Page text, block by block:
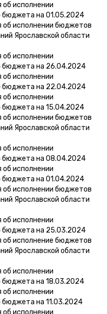
исполнении
бюджета на 01.05.2024
об исполнении бюджетов
Ярославской области
исполнении
бюджета на 26.04.2024
исполнении
бюджета на 22.04.2024
исполнении
бюджета на 15.04.2024
об исполнении бюджетов
Ярославской области
исполнении
бюджета на 08.04.2024
исполнении
бюджета на 01.04.2024
об исполнении бюджетов
Ярославской области
исполнении
бюджета на 25.03.2024
об исполнение бюджетов
Ярославской области
исполнении
бюджета на 18.03.2024
исполнении
бюджета на 11.03.2024